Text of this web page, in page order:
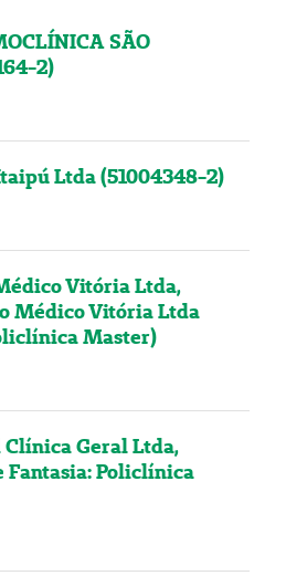
SÃO
2)
Ltda (51004348-2)
Vitória Ltda,
Médico Vitória Ltda
Master)
Geral Ltda,
Fantasia: Policlínica